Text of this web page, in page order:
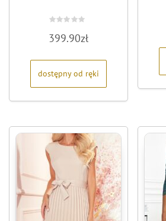
0
na
399.90zł
dostępny od ręki